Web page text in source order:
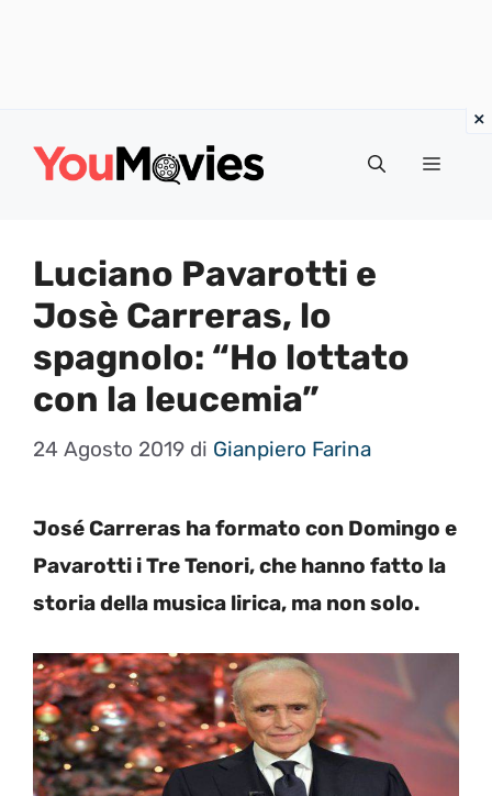
Menu
Luciano Pavarotti e
Josè Carreras, lo
spagnolo: “Ho lottato
con la leucemia”
24 Agosto 2019 di Gianpiero Farina
José Carreras ha formato con Domingo e
Pavarotti i Tre Tenori, che hanno fatto la
storia della musica lirica, ma non solo.